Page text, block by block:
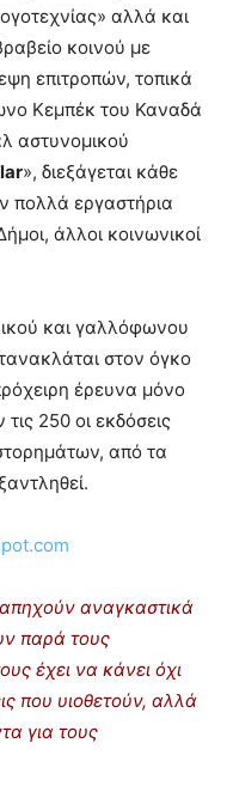
αλλά και
κοινού με
επιτροπών, τοπικά
Κεμπέκ του Καναδά
αστυνομικού
», διεξάγεται κάθε
πολλά εργαστήρια
άλλοι κοινωνικοί
και γαλλόφωνου
στον όγκο
έρευνα μόνο
250 οι εκδόσεις
από τα
αναγκαστικά
παρά τους
έχει να κάνει όχι
που υιοθετούν, αλλά
για τους